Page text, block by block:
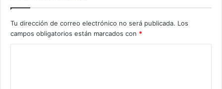
Tu dirección de correo electrónico no será publicada. Los
campos obligatorios están marcados con *